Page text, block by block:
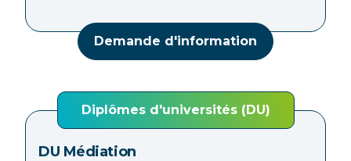
Demande d'information
Diplômes d'universités (DU)
DU Médiation